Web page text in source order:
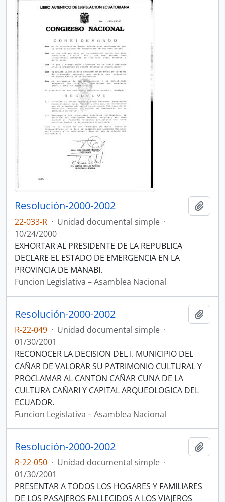
Resolución-2000-2002
22-033-R · Unidad documental simple ·
10/24/2000
EXHORTAR AL PRESIDENTE DE LA REPUBLICA
DECLARE EL ESTADO DE EMERGENCIA EN LA
PROVINCIA DE MANABI.
Funcion Legislativa – Asamblea Nacional
Resolución-2000-2002
R-22-049 · Unidad documental simple ·
01/30/2001
RECONOCER LA DECISION DEL I. MUNICIPIO DEL
CAÑAR DE VALORAR SU PATRIMONIO CULTURAL Y
PROCLAMAR AL CANTON CAÑAR CUNA DE LA
CULTURA CAÑARI Y CAPITAL ARQUEOLOGICA DEL
ECUADOR.
Funcion Legislativa – Asamblea Nacional
Resolución-2000-2002
R-22-050 · Unidad documental simple ·
01/30/2001
PRESENTAR A TODOS LOS HOGARES Y FAMILIARES
DE LOS PASAJEROS FALLECIDOS A LOS VIAJEROS